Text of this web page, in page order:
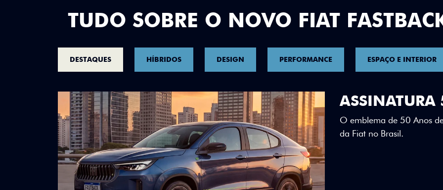
TUDO SOBRE O NOVO FIAT
DESTAQUES HÍBRIDOS DESIGN PERFORMANCE ESPAÇO E INTERIOR
DESIGN QUE
Teto bicolor, adesivos
uma identidade visual